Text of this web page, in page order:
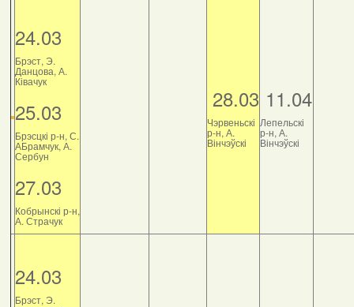
24.03
Брэст, Э.
Данцова, А.
Ківачук
25.03
Брэсцкі р-н, С.
АБрамчук, А.
Сербун
27.03
Кобрынскі р-н,
А. Страчук
28.03
Чэрвеньскі
р-н, А.
Вінчэўскі
11.04
Лепельскі
р-н, А.
Вінчэўскі
24.03
Брэст, Э.